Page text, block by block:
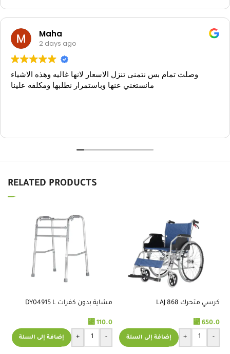
Maha
2 days ago
وصلت تمام بس نتمنى تنزل الاسعار لانها غاليه وهذه الاشياء
مانستغني عنها وباستمرار نطلبها ومكلفه علينا
RELATED PRODUCTS
كرسي متحرك 868 LAJ
⃁ 650.0
-
+ إضافة إلى السلة
مشاية بدون كفرات DY04915 L
⃁ 110.0
-
+ إضافة إلى السلة